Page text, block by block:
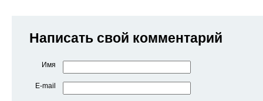
Написать свой комментарий
Имя
E-mail